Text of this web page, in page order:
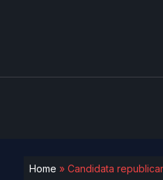
Home » Candidata